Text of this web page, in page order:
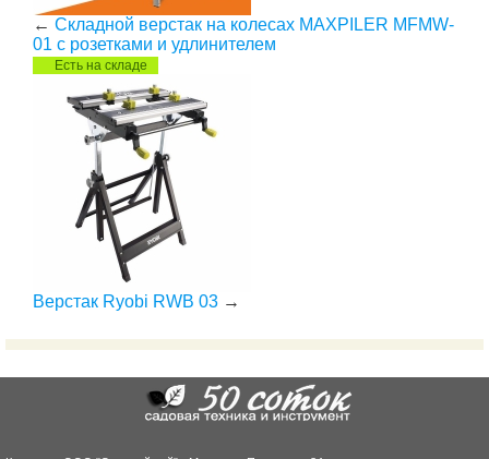
← Складной верстак на колесах MAXPILER MFMW-
01 с розетками и удлинителем
Есть на складе
Верстак Ryobi RWB 03 →